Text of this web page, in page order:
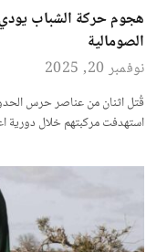
هجوم حركة الشباب
الصومالية
نوفمبر 20, 2025
قُتل اثنان من عناصر حرس
استهدفت مركبتهم خلال دورية